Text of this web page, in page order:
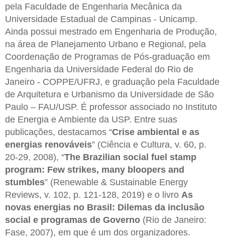
pela Faculdade de Engenharia Mecânica da
Universidade Estadual de Campinas - Unicamp.
Ainda possui mestrado em Engenharia de Produção,
na área de Planejamento Urbano e Regional, pela
Coordenação de Programas de Pós-graduação em
Engenharia da Universidade Federal do Rio de
Janeiro - COPPE/UFRJ, e graduação pela Faculdade
de Arquitetura e Urbanismo da Universidade de São
Paulo – FAU/USP. É professor associado no Instituto
de Energia e Ambiente da USP. Entre suas
publicações, destacamos “Crise ambiental e as
energias renováveis” (Ciência e Cultura, v. 60, p.
20-29, 2008), “The Brazilian social fuel stamp
program: Few strikes, many bloopers and
stumbles” (Renewable & Sustainable Energy
Reviews, v. 102, p. 121-128, 2019) e o livro As
novas energias no Brasil: Dilemas da inclusão
social e programas de Governo (Rio de Janeiro:
Fase, 2007), em que é um dos organizadores.